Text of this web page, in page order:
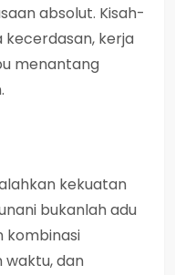
absolut. Kisah-
kecerdasan, kerja
menantang
kekuatan
bukanlah adu
kombinasi
waktu, dan